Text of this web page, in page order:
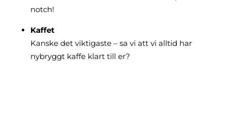
notch!
Kaffet
Kanske det viktigaste – sa vi att vi alltid har
nybryggt kaffe klart till er?